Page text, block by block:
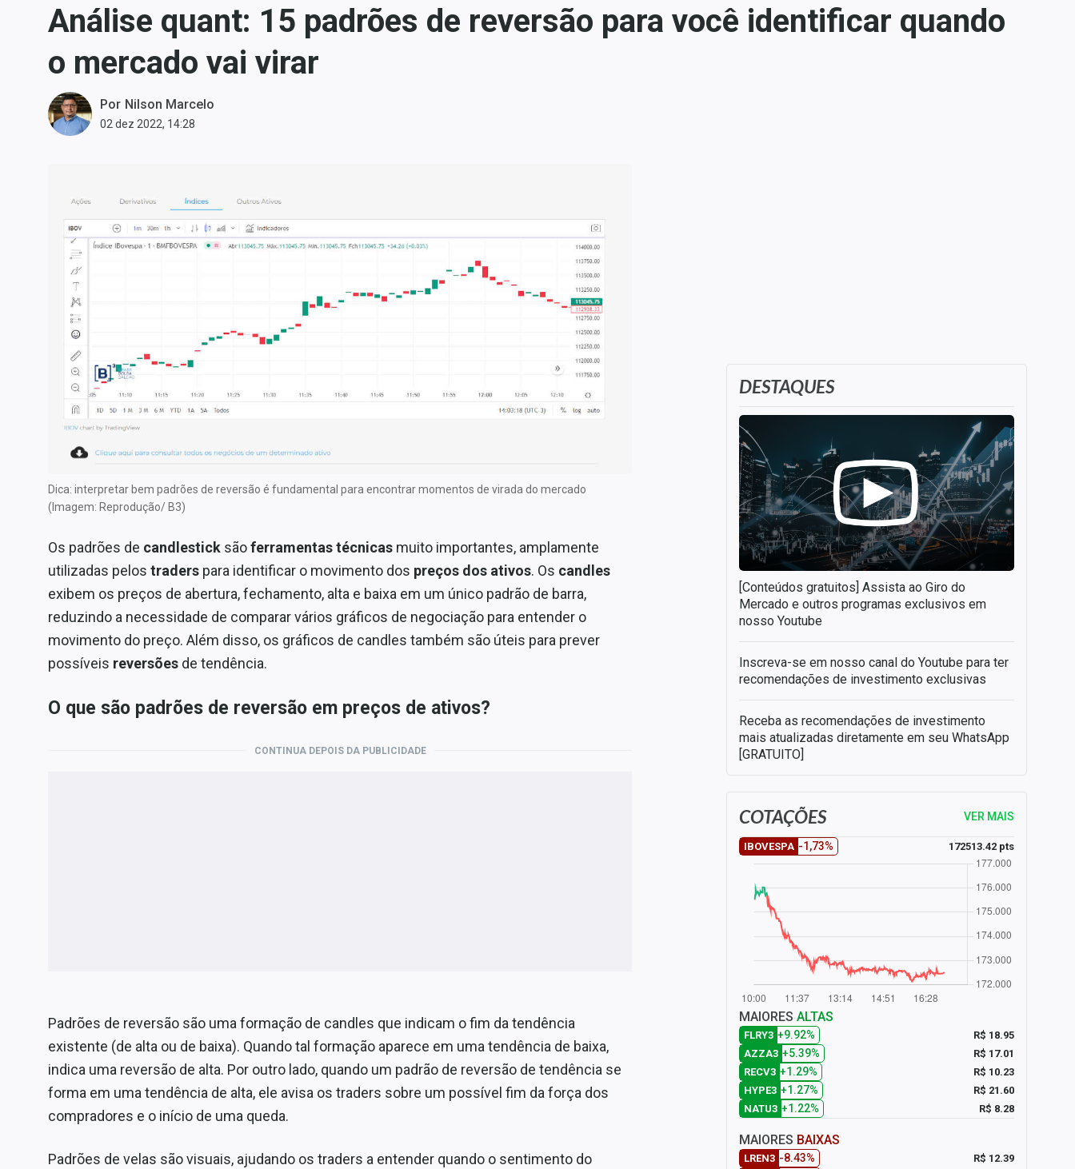
Carteiras Recomendadas
Central de Fundos
Central dos IPOs
Renda Fixa
Empresas
Internacional
Tecnologia
Conteúdo de Marca
Sobre
Expediente
Análise quant: 15 padrões de reversão para você identificar quando
o mercado vai virar
Por Nilson Marcelo
02 dez 2022, 14:28
Dica: interpretar bem padrões de reversão é fundamental para encontrar momentos de virada do mercado
(Imagem: Reprodução/ B3)
Os padrões de candlestick sãoferramentas técnicas muito importantes, amplamente
utilizadas pelos traders para identificar o movimento dos preços dos ativos. Os candles
exibem os preços de abertura, fechamento, alta e baixa em um único padrão de barra,
reduzindo a necessidade de comparar vários gráficos de negociação para entender o
movimento do preço. Além disso, os gráficos de candles também são úteis para prever
possíveis reversões de tendência.
O que são padrões de reversão em preços de ativos?
CONTINUA DEPOIS DA PUBLICIDADE
Padrões de reversão são uma formação de candles que indicam o fim da tendência
existente (de alta ou de baixa). Quando tal formação aparece em uma tendência de baixa,
indica uma reversão de alta. Por outro lado, quando um padrão de reversão de tendência se
forma em uma tendência de alta, ele avisa os traders sobre um possível fim da força dos
compradores e o início de uma queda.
Padrões de velas são visuais, ajudando os traders a entender quando o sentimento do
DESTAQUES
[Conteúdos gratuitos] Assista ao Giro do
Mercado e outros programas exclusivos em
nosso Youtube
Inscreva-se em nosso canal do Youtube para ter
recomendações de investimento exclusivas
Receba as recomendações de investimento
mais atualizadas diretamente em seu WhatsApp
[GRATUITO]
COTAÇÕES VER MAIS
IBOVESPA -1,73% 172513.42 pts
MAIORES ALTAS
FLRY3 +9.92%
R$ 18.95
AZZA3 +5.39%
R$ 17.01
RECV3 +1.29%
R$ 10.23
HYPE3 +1.27%
R$ 21.60
NATU3 +1.22% R$ 8.28
MAIORES BAIXAS
LREN3 -8.43%
R$ 12.39